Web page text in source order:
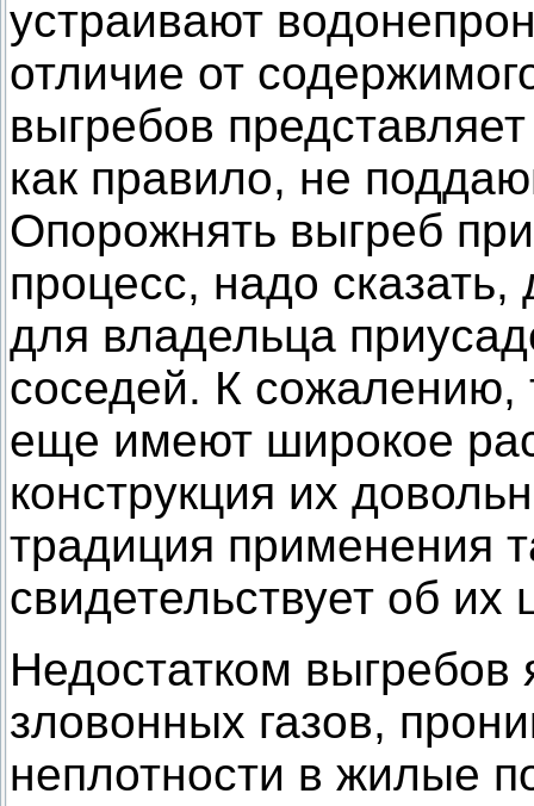
устраивают
отличие от
выгребов
как правило, не
Опорожнять выгреб
процесс, надо
для владельца
соседей. К сожалению,
еще имеют широкое
конструкция их
традиция применения
свидетельствует об их
Недостатком
зловонных газов,
неплотности в жилые